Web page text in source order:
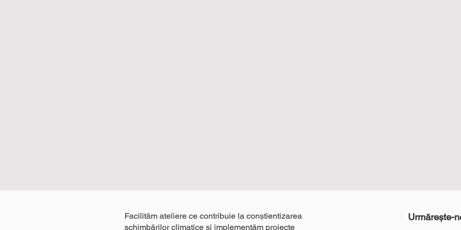
Facilităm ateliere ce contribuie la conștientizarea
schimbărilor climatice și implementăm proiecte
Urmărește-